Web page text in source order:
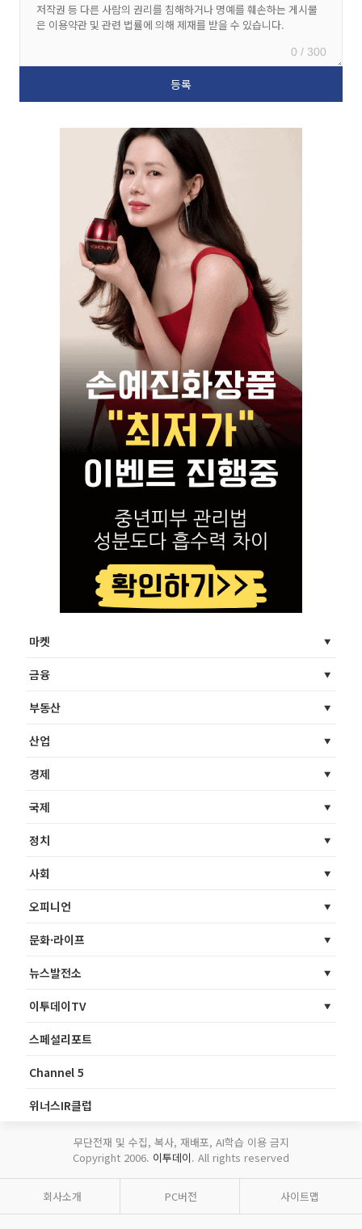
0 / 300
마켓
금융
부동산
산업
경제
국제
정치
사회
오피니언
문화·라이프
뉴스발전소
이투데이TV
스페셜리포트
Channel 5
위너스IR클럽
무단전재 및 수집, 복사, 재배포, AI학습 이용 금지
Copyright 2006. 이투데이. All rights reserved
회사소개 PC버전 사이트맵